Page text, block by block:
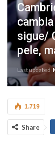
sigue/
pele,
Last updated
1.719
Share